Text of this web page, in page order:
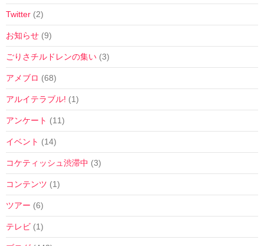
Twitter (2)
お知らせ (9)
ごりさチルドレンの集い (3)
アメブロ (68)
アルイテラブル! (1)
アンケート (11)
イベント (14)
コケティッシュ渋滞中 (3)
コンテンツ (1)
ツアー (6)
テレビ (1)